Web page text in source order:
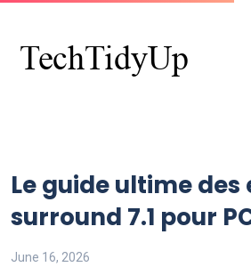
Le guide ultime des
surround 7.1 pour
June 16, 2026